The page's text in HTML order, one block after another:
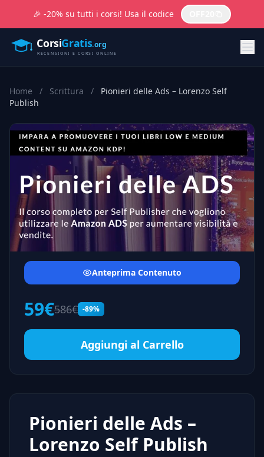
🎉 -20% su tutti i corsi! Usa il codice
Home / Scrittura /
Pionieri delle Ads – Lorenzo Self
Publish
Anteprima Contenuto
59€586€ -89%
Aggiungi al Carrello
Pionieri delle Ads –
Lorenzo Self Publish